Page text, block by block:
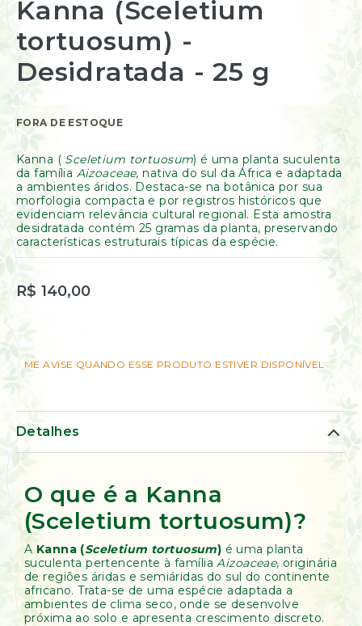
Resinas
/
Incensos
Naturais
Óleos
Essenciais
Vegetais
Perfumados
Incensos
Incensários
Difusores
Aromáticos
Difusores
Livros
de
para
o
início
da
Galeria
de
Kanna (Sceletium
tortuosum) -
Desidratada - 25 g
FORA DE ESTOQUE
Kanna ( Sceletium tortuosum) é uma planta suculenta
da família Aizoaceae, nativa do sul da África e adaptada
a ambientes áridos. Destaca-se na botânica por sua
morfologia compacta e por registros históricos que
evidenciam relevância cultural regional. Esta amostra
desidratada contém 25 gramas da planta, preservando
características estruturais típicas da espécie.
R$ 140,00
ME AVISE QUANDO ESSE PRODUTO ESTIVER DISPONÍVEL
Detalhes
O que é a Kanna
(Sceletium tortuosum)?
A Kanna (Sceletium tortuosum) é uma planta
suculenta pertencente à famíliaAizoaceae, originária
de regiões áridas e semiáridas do sul do continente
africano. Trata-se de uma espécie adaptada a
ambientes de clima seco, onde se desenvolve
próxima ao solo e apresenta crescimento discreto.